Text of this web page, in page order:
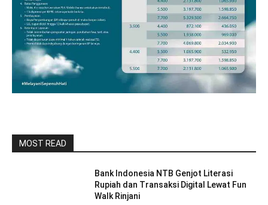
MOST READ
Bank Indonesia NTB Genjot Literasi
Rupiah dan Transaksi Digital Lewat Fun
Walk Rinjani